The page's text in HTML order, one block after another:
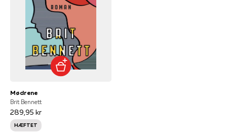
Mødrene
Brit Bennett
289,95 kr
HÆFTET